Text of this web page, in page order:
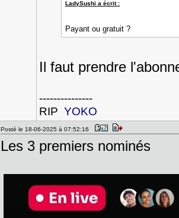
LadySushi a écrit :
Payant ou gratuit ?
Il faut prendre
---------------
RIP YOKO
Posté le 18-06-2025 à 07:52:16
Les 3 premiers nominés